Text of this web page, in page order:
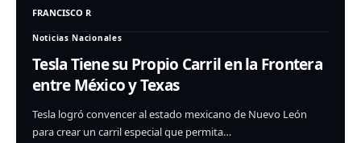
FRANCISCO R
Noticias Nacionales
Tesla Tiene su Propio Carril en la Frontera
entre México y Texas
Tesla logró convencer al estado mexicano de Nuevo León
para crear un carril especial que permita…